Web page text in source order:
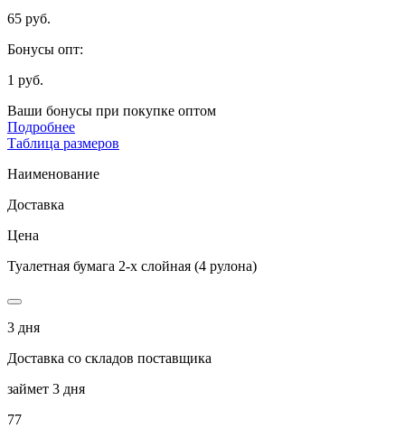
65 руб.
Бонусы опт:
1 руб.
Ваши бонусы при покупке оптом
Подробнее
Таблица размеров
Наименование
Доставка
Цена
Туалетная бумага 2-х слойная (4 рулона)
3 дня
Доставка со складов поставщика
займет 3 дня
77